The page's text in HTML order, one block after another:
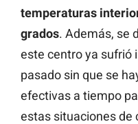
temperaturas
grados. Además, se
este centro ya sufrió
pasado sin que se
efectivas a tiempo
estas situaciones de